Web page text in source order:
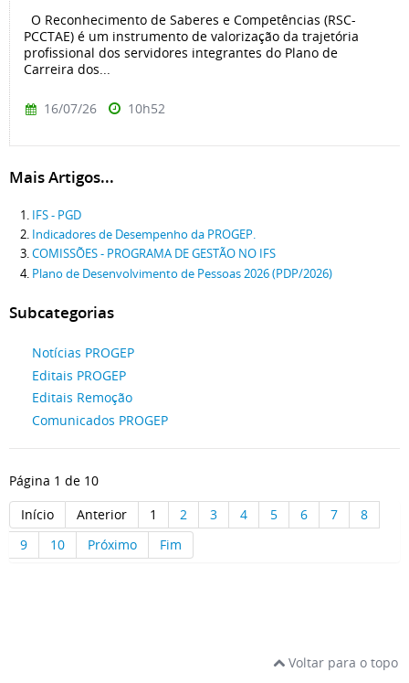
O Reconhecimento de Saberes e Competências (RSC-
PCCTAE) é um instrumento de valorização da trajetória
profissional dos servidores integrantes do Plano de
Carreira dos...
16/07/26 10h52
Mais Artigos...
IFS - PGD
Indicadores de Desempenho da PROGEP.
COMISSÕES - PROGRAMA DE GESTÃO NO IFS
Plano de Desenvolvimento de Pessoas 2026 (PDP/2026)
Subcategorias
Notícias PROGEP
Editais PROGEP
Editais Remoção
Comunicados PROGEP
Página 1 de 10
Início
Anterior 1 2 3 4 5 6 7
8
9
10 Próximo Fim
Voltar para o topo